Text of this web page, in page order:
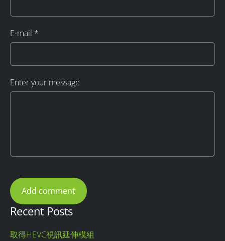
Recent Posts
取得HEVC視訊延伸模組
E-mail *
Enter your message